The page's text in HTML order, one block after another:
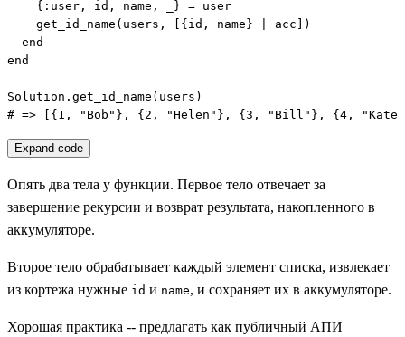
    {:user, id, name, _} = user
    get_id_name(users, [{id, name} | acc])
  end
end
Solution.get_id_name(users)
# => [{1, "Bob"}, {2, "Helen"}, {3, "Bill"}, {4,
Expand code
Опять два тела у функции. Первое тело отвечает за
завершение рекурсии и возврат результата, накопленного в
аккумуляторе.
Второе тело обрабатывает каждый элемент списка, извлекает
из кортежа нужные id и name, и сохраняет их в аккумуляторе.
Хорошая практика -- предлагать как публичный АПИ